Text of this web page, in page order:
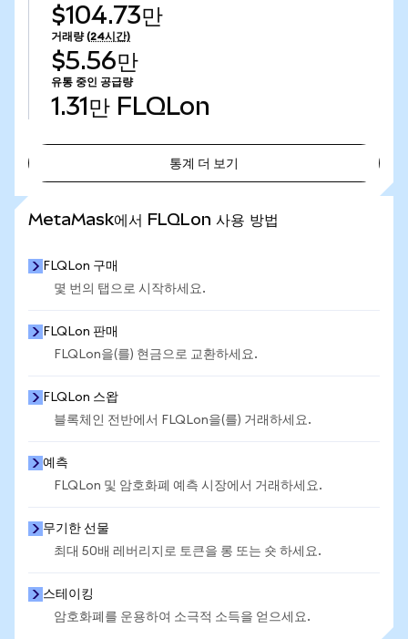
$104.73만
거래량 (24시간)
$5.56만
유통 중인 공급량
1.31만 FLQLon
통계 더 보기
MetaMask에서 FLQLon 사용 방법
FLQLon 구매
몇 번의 탭으로 시작하세요.
FLQLon 판매
FLQLon을(를) 현금으로 교환하세요.
FLQLon 스왑
블록체인 전반에서 FLQLon을(를) 거래하세요.
예측
FLQLon 및 암호화폐 예측 시장에서 거래하세요.
무기한 선물
최대 50배 레버리지로 토큰을 롱 또는 숏 하세요.
스테이킹
암호화폐를 운용하여 소극적 소득을 얻으세요.